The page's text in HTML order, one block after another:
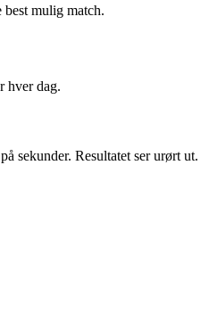
best mulig match.
hver dag.
sekunder. Resultatet ser urørt ut.